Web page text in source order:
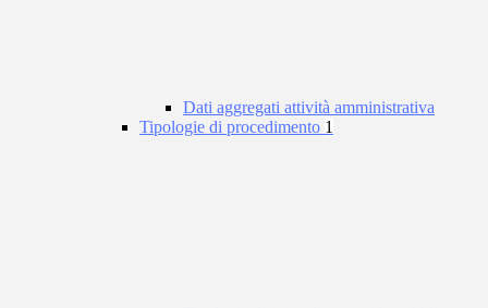
Dati aggregati attività amministrativa
Tipologie di procedimento 1